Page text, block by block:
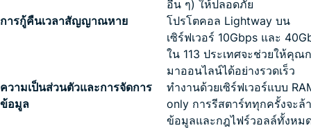
อื่น ๆ) ให้ปลอดภัย
การกู้คืนเวลาสัญญาณหาย
โปรโตคอล Lightway บน
เซิร์ฟเวอร์ 10Gbps และ
ใน 113 ประเทศจะช่วยให้คุณ
มาออนไลน์ได้อย่างรวดเร็ว
ความเป็นส่วนตัวและการจัดการ
ข้อมูล
ทำงานด้วยเซิร์ฟเวอร์แบบ
only การรีสตาร์ททุกครั้งจะล้
ข้อมูลและกฎไฟร์วอลล์ทั้งหม